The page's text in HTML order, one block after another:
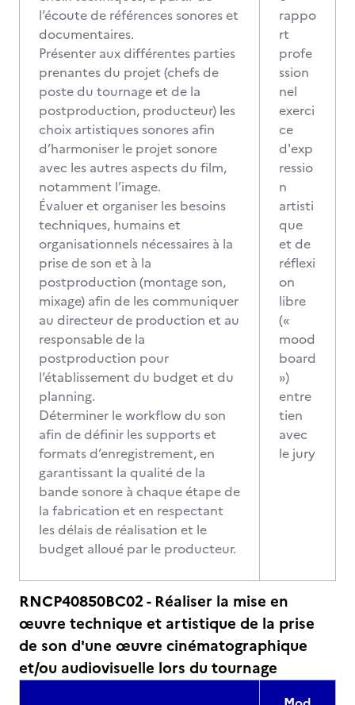
l’écoute de références sonores et
documentaires.
Présenter aux différentes parties
prenantes du projet (chefs de
poste du tournage et de la
postproduction, producteur) les
choix artistiques sonores afin
d’harmoniser le projet sonore
avec les autres aspects du film,
notamment l’image.
Évaluer et organiser les besoins
techniques, humains et
organisationnels nécessaires à la
prise de son et à la
postproduction (montage son,
mixage) afin de les communiquer
au directeur de production et au
responsable de la
postproduction pour
l’établissement du budget et du
planning.
Déterminer le workflow du son
afin de définir les supports et
formats d’enregistrement, en
garantissant la qualité de la
bande sonore à chaque étape de
la fabrication et en respectant
les délais de réalisation et le
budget alloué par le producteur.
rappo
rt
profe
ssion
nel
exerci
ce
d'exp
ressio
n
artisti
que
et de
réflexi
on
libre
(«
mood
board
»)
entre
tien
avec
le jury
RNCP40850BC02 - Réaliser la mise en
œuvre technique et artistique de la prise
de son d'une œuvre cinématographique
et/ou audiovisuelle lors du tournage